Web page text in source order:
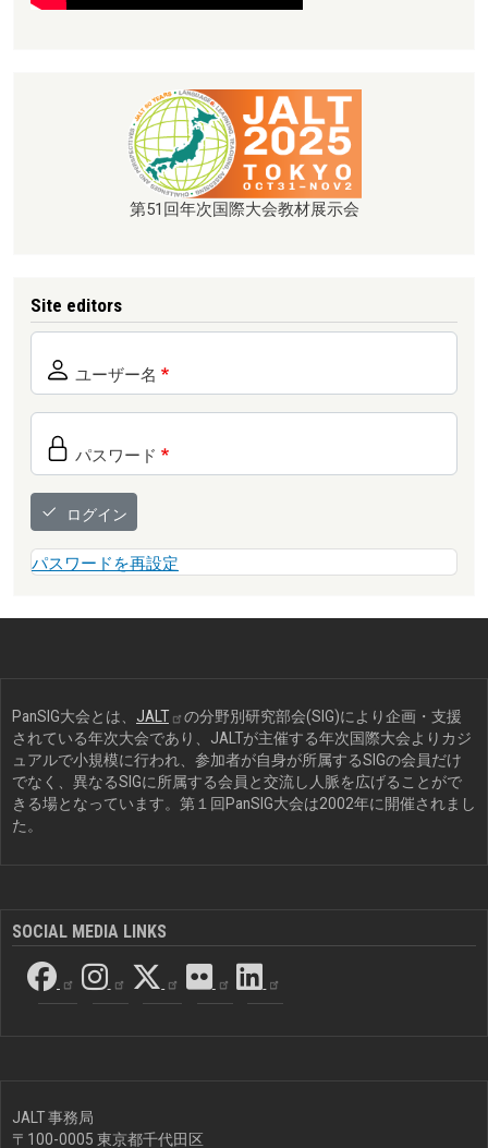
第51回年次国際大会教材展示会
Site editors
ユーザー名
パスワード
ログイン
パスワードを再設定
PanSIG大会とは、 JALT
の分野別研究部会(SIG)により企画・支援
されている年次大会であり、JALTが主催する年次国際大会よりカジ
ュアルで小規模に行われ、参加者が自身が所属するSIGの会員だけ
でなく、異なるSIGに所属する会員と交流し人脈を広げることがで
きる場となっています。第１回PanSIG大会は2002年に開催されまし
た。
SOCIAL MEDIA LINKS
JALT 事務局
〒100-0005 東京都千代田区